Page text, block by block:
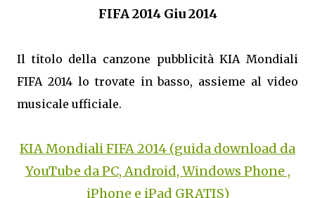
FIFA 2014 Giu 2014
Il titolo della canzone pubblicità KIA Mondiali
FIFA 2014 lo trovate in basso, assieme al video
musicale ufficiale.
KIA Mondiali FIFA 2014 (guida download da
YouTube da PC, Android, Windows Phone ,
iPhone e iPad GRATIS)